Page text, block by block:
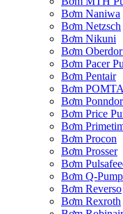
Bơm Naniwa
Bơm Netzsch
Bơm Nikuni
Bơm
Bơm Pacer
Bơm Pentair
Bơm
Bơm
Bơm Price
Bơm
Bơm Procon
Bơm Prosser
Bơm
Bơm Q-
Bơm Reverso
Bơm Rexroth